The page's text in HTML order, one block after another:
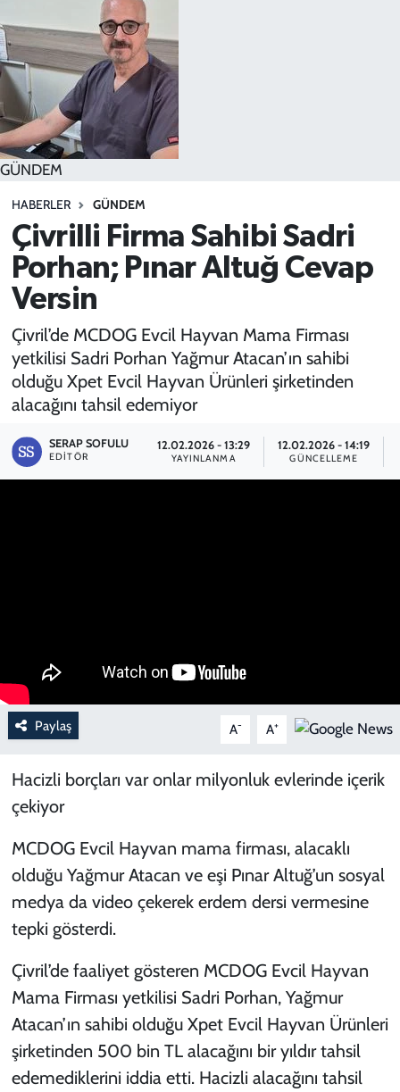
GÜNDEM
HABERLER GÜNDEM
Çivrilli Firma Sahibi Sadri
Porhan; Pınar Altuğ Cevap
Versin
Çivril’de MCDOG Evcil Hayvan Mama Firması
yetkilisi Sadri Porhan Yağmur Atacan’ın sahibi
olduğu Xpet Evcil Hayvan Ürünleri şirketinden
alacağını tahsil edemiyor
SERAP SOFULU
EDITÖR
12.02.2026 - 13:29
YAYINLANMA
12.02.2026 - 14:19
GÜNCELLEME
Paylaş A- A+
Hacizli borçları var onlar milyonluk evlerinde içerik
çekiyor
MCDOG Evcil Hayvan mama firması, alacaklı
olduğu Yağmur Atacan ve eşi Pınar Altuğ’un sosyal
medya da video çekerek erdem dersi vermesine
tepki gösterdi.
Çivril’de faaliyet gösteren MCDOG Evcil Hayvan
Mama Firması yetkilisi Sadri Porhan, Yağmur
Atacan’ın sahibi olduğu Xpet Evcil Hayvan Ürünleri
şirketinden 500 bin TL alacağını bir yıldır tahsil
edemediklerini iddia etti. Hacizli alacağını tahsil
SPOR
TEKNOLOJİ
YAŞAM